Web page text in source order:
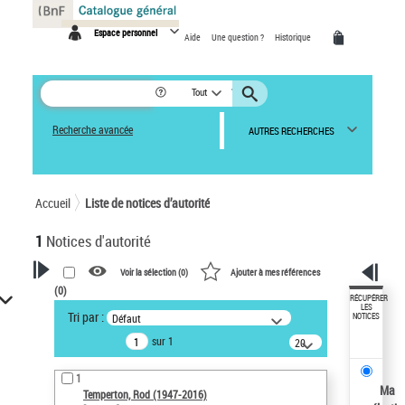
Espace personnel Aide Une question ? Historique
Tout
Recherche avancée AUTRES RECHERCHES
Accueil Liste de notices d’autorité
1 Notices d'autorité
VOTRE RECHERCHE
Recherche avancée dans les
notices d’autorité
Œuvres liées à l'auteur :
Temperton, Rod (1947-2016)
Voir la sélection (0) Ajouter à mes références
(0)
Tri par : Défaut
sur 1
20
résultats/page
1
Temperton, Rod (1947-2016)
RÉCUPÉRER
LES
NOTICES
Ma
Panneau de gestion des cookies